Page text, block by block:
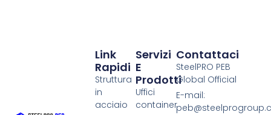
Servizi
E
Prodotti
Uffici
container
Link
Rapidi
Struttura
in
acciaio
Contattaci
SteelPRO PEB
Global Official
E-mail: